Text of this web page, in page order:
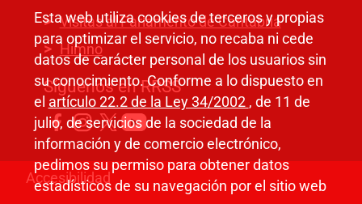
Visitas al Parlamento de Cantabria
Himno
Síguenos en RRSS
Pie de página
Accesibilidad
Esta web utiliza cookies de terceros y propias
para optimizar el servicio, no recaba ni cede
datos de carácter personal de los usuarios sin
su conocimiento. Conforme a lo dispuesto en
el artículo 22.2 de la Ley 34/2002 , de 11 de
julio, de servicios de la sociedad de la
información y de comercio electrónico,
pedimos su permiso para obtener datos
estadísticos de su navegación por el sitio web